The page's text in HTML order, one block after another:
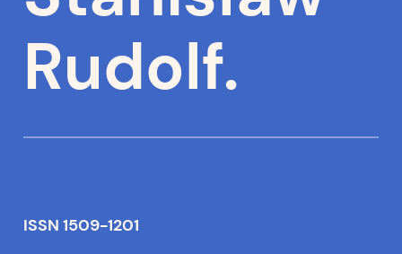
Rudolf.
ISSN 1509-1201